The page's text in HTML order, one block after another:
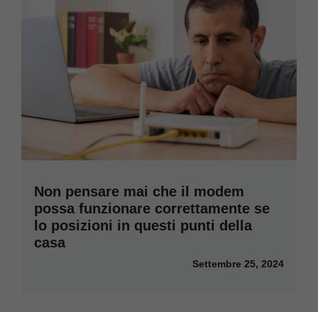
Non pensare mai che il modem
possa funzionare correttamente se
lo posizioni in questi punti della
casa
Settembre 25, 2024